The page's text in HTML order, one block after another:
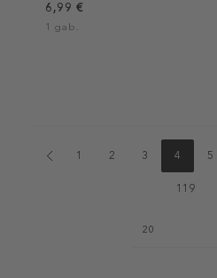
6,99 €
1 gab.
1 2 3 4 5
119
size
20